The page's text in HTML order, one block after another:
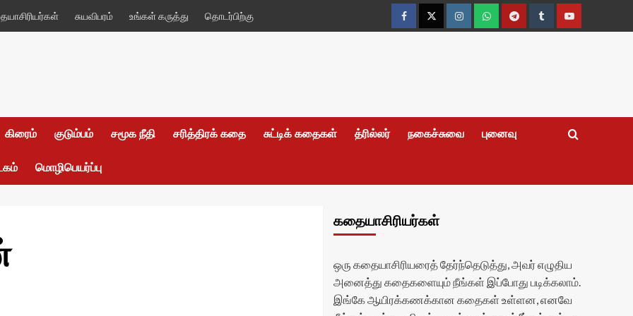
சுயவிபரம் உங்கள் கருத்து தொடர்பிற்கு
FacebookTwitterInstagramWhatsappTelegramTumblrYouTube
கிரைம் குடும்பம் சமூக நீதி சரித்திரக் கதை சுட்டிக் கதைகள் த்ரில்லர் நகைச்சுவை புனைவு
மொழிபெயர்ப்பு
கதையாசிரியர்கள்
ஒரு கதையாசிரியரைத் தேர்ந்தெடுத்து, அவர் எழுதிய
அனைத்து கதைகளையும் நீங்கள் இப்போது படிக்கலாம்.
இங்கே ஆயிரக்கணக்கான கதைகள் உள்ளன, எனவே